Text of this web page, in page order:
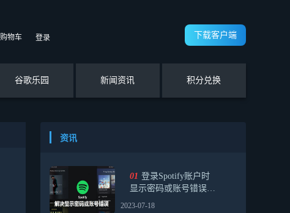
购物车 登录 下载客户端
谷歌乐园 新闻资讯 积分兑换
资讯
01 登录Spotify账户时
显示密码或账号错误如
何解决？【解决办法】
2023-07-18